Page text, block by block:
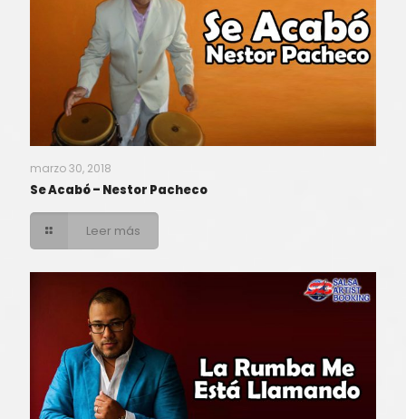
marzo 30, 2018
Se Acabó – Nestor Pacheco
Leer más